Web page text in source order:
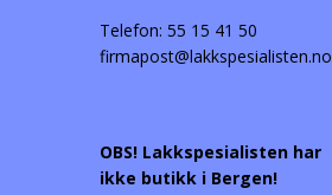
Telefon: 55 15 41 50
firmapost@lakkspesialisten.no
OBS! Lakkspesialisten har
ikke butikk i Bergen!